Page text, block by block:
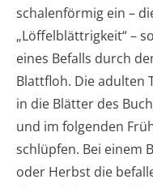
schalenförmig ein –
„Löffelblättrigkeit“ –
eines Befalls durch
Blattfloh. Die adulten
in die Blätter des
und im folgenden
schlüpfen. Bei einem
oder Herbst die